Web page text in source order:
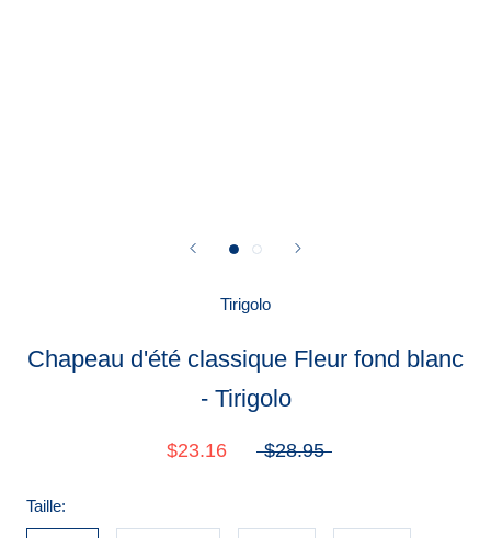
Tirigolo
Chapeau d'été classique Fleur fond blanc
- Tirigolo
$23.16 $28.95
Taille: